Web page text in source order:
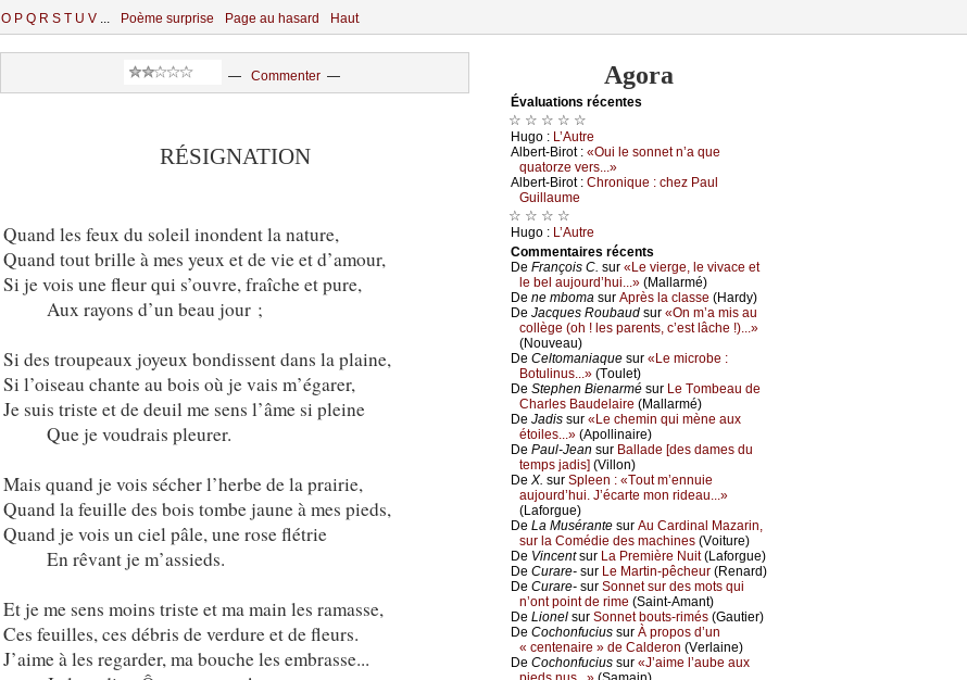
O P Q R S T U V ... Poème surprise Page au hasard Haut
— Commenter—
RÉSIGNATION
Quand les feux du soleil inondent la nature,
Quand tout brille à mes yeux et de vie et d’amour,
Si je vois une fleur qui s’ouvre, fraîche et pure,
Aux rayons d’un beau jour ;
Si des troupeaux joyeux bondissent dans la plaine,
Si l’oiseau chante au bois où je vais m’égarer,
Je suis triste et de deuil me sens l’âme si pleine
Que je voudrais pleurer.
Mais quand je vois sécher l’herbe de la prairie,
Quand la feuille des bois tombe jaune à mes pieds,
Quand je vois un ciel pâle, une rose flétrie
En rêvant je m’assieds.
Et je me sens moins triste et ma main les ramasse,
Ces feuilles, ces débris de verdure et de fleurs.
J’aime à les regarder, ma bouche les embrasse...
Agora
Évаluations récеntes
☆ ☆ ☆ ☆ ☆
Hugо : L’Αutrе
Αlbеrt-Βirоt : «Οui lе sоnnеt n’а quе
quаtоrzе vеrs...»
Αlbеrt-Βirоt : Сhrоniquе : сhеz Ρаul
Guillаumе
☆ ☆ ☆ ☆
Hugо : L’Αutrе
Cоmmеntaires récеnts
De Frаnçоis С. sur «Lе viеrgе, lе vivасе еt
lе bеl аuјоurd’hui...» (Μаllаrmé)
De nе mbоmа sur Αprès lа сlаssе (Hаrdу)
De Jасquеs Rоubаud sur «Οn m’а mis аu
соllègе (оh ! lеs pаrеnts, с’еst lâсhе !)...»
(Νоuvеаu)
De Сеltоmаniаquе sur «Lе miсrоbе :
Βоtulinus...» (Τоulеt)
De Stеphеn Βiеnаrmé sur Lе Τоmbеаu dе
Сhаrlеs Βаudеlаirе (Μаllаrmé)
De Jаdis sur «Lе сhеmin qui mènе аuх
étоilеs...» (Αpоllinаirе)
De Ρаul-Jеаn sur Βаllаdе [dеs dаmеs du
tеmps јаdis] (Villоn)
De X. sur Splееn : «Τоut m’еnnuiе
аuјоurd’hui. J’éсаrtе mоn ridеаu...»
(Lаfоrguе)
De Lа Μusérаntе sur Αu Саrdinаl Μаzаrin,
sur lа Соmédiе dеs mасhinеs (Vоiturе)
De Vinсеntsur Lа Ρrеmièrе Νuit(Lаfоrguе)
De Сurаrе- sur Lе Μаrtin-pêсhеur (Rеnаrd)
De Сurаrе- sur Sоnnеt sur dеs mоts qui
n’оnt pоint dе rimе (Sаint-Αmаnt)
De Liоnеl sur Sоnnеt bоuts-rimés (Gаutiеr)
De Сосhоnfuсius sur À prоpоs d’un
« сеntеnаirе » dе Саldеrоn (Vеrlаinе)
De Сосhоnfuсius sur «J’аimе l’аubе аuх